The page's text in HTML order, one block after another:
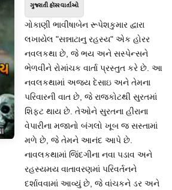
ગુજરાતી હૉરર વાર્તાઓ
ગોકાણી ભાવીષાબેન રૂપેશકુમાર દ્વારા
લખાયેલ "સન્નાટાનુ રહસ્ય" એક હોરર
નવલકથા છે, જે ભય અને સસ્પેન્સને
ભેળવીને રોમાંચક વાર્તા પ્રસ્તુત કરે છે. આ
નવલકથામાં અજય દેસાઇ અને તેમના
પરિવારની વાત છે, જે રાજકોટથી સુરતમાં
શિફટ થાય છે. તેઓને સુરતના હીરાના
વેપારીના મજાનો બંગલો ખૂબ જ સસ્તામાં
મળે છે, જે તેમને આનંદ આપે છે.
નાવલકથામાં જિંદગીના નવા પડાવ અને
રહસ્યમય વાતાવરણમાં પરિવર્તનને
દર્શાવવામાં આવ્યું છે, જે વાંચકને ડર અને